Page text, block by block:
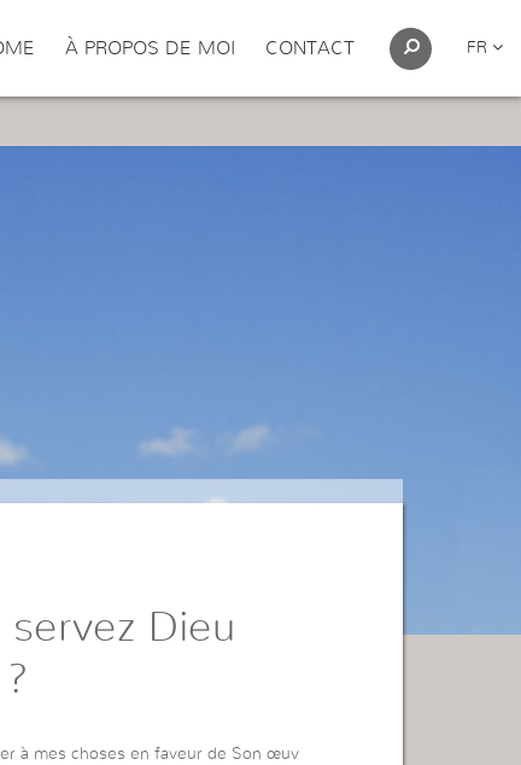
À PROPOS DE MOI CONTACT FR
servez Dieu
à mes choses en faveur de Son œuv